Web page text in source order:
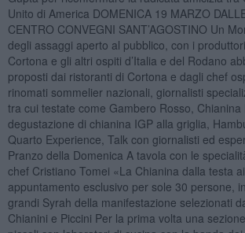
Unito di America DOMENICA 19 MARZO
CENTRO CONVEGNI SANT’AGOSTINO Un
degli assaggi aperto al pubblico, con i
Cortona e gli altri ospiti d’Italia e del Rodano
proposti dai ristoranti di Cortona e dagli chef
rinomati sommelier nazionali, giornalisti
tra cui testate come Gambero Rosso, Chianina
degustazione di chianina IGP alla griglia,
Quarto Experience, Talk con giornalisti ed
Pranzo della Domenica A tavola con le
chef Cristiano Tomei «La Chianina dalla testa
appuntamento esclusivo per sole 30 persone,
grandi Syrah della manifestazione selezionati
Chianini e Piccini Per la prima volta una